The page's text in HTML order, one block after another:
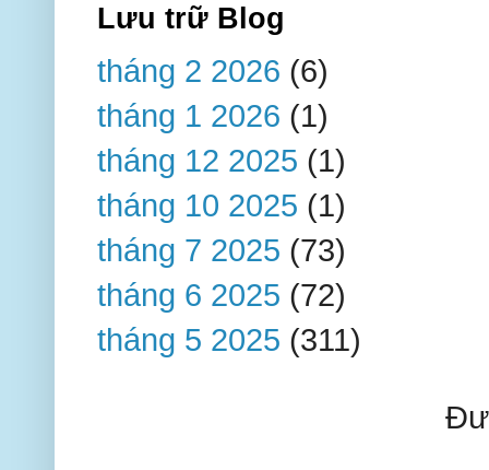
Lưu trữ Blog
tháng 2 2026 (6)
tháng 1 2026 (1)
tháng 12 2025 (1)
tháng 10 2025 (1)
tháng 7 2025 (73)
tháng 6 2025 (72)
tháng 5 2025 (311)